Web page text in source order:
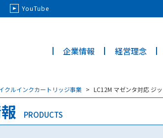
企業情報 経営理念
YouTube
クルインクカートリッジ事業 LC12M マゼンタ対応 ジ
PRODUCTS
May we use cookies to track your activities?